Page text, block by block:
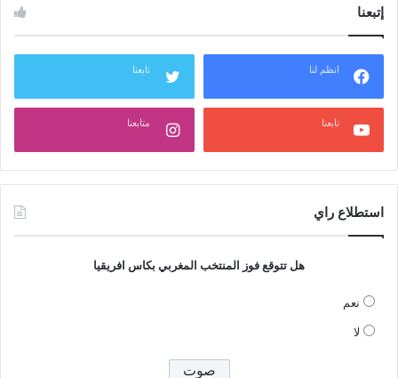
إتبعنا
انظم لنا تابعنا
تابعنا متابعنا
استطلاع راي
هل تتوقع فوز المنتخب المغربي بكاس افريقيا
نعم
لا